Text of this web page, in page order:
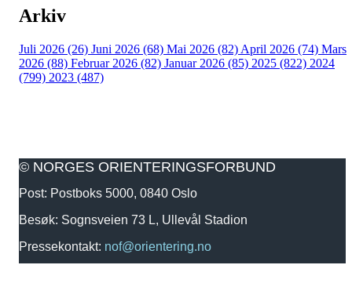
Arkiv
Juli 2026 (26) Juni 2026 (68) Mai 2026 (82) April 2026 (74) Mars
2026 (88) Februar 2026 (82) Januar 2026 (85) 2025 (822) 2024
(799) 2023 (487)
© NORGES ORIENTERINGSFORBUND
Post: Postboks 5000, 0840 Oslo
Besøk: Sognsveien 73 L, Ullevål Stadion
Pressekontakt: nof@orientering.no